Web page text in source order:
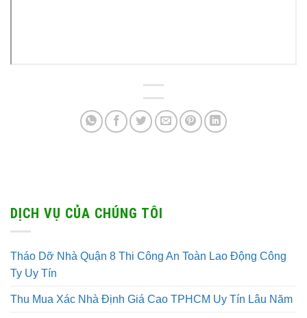
DỊCH VỤ CỦA CHÚNG TÔI
Tháo Dỡ Nhà Quận 8 Thi Công An Toàn Lao Động Công
Ty Uy Tín
Thu Mua Xác Nhà Định Giá Cao TPHCM Uy Tín Lâu Năm